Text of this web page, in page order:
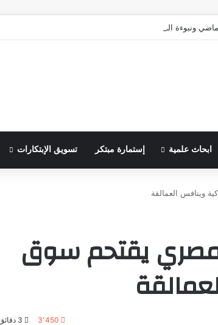
ونبوءة الزوال
ابحاث علمية إستمارة مبتكر تسويق الإبتكارات
وينافس العمالقة
مصري يقتحم سوق
3٬450